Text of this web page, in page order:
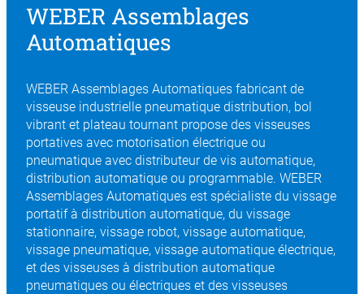
WEBER Assemblages
Automatiques
WEBER Assemblages Automatiques fabricant de
visseuse industrielle pneumatique distribution, bol
vibrant et plateau tournant propose des visseuses
portatives avec motorisation électrique ou
pneumatique avec distributeur de vis automatique,
distribution automatique ou programmable. WEBER
Assemblages Automatiques est spécialiste du vissage
portatif à distribution automatique, du vissage
stationnaire, vissage robot, vissage automatique,
vissage pneumatique, vissage automatique électrique,
et des visseuses à distribution automatique
pneumatiques ou électriques et des visseuses